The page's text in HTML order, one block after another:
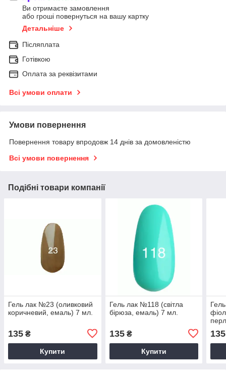
Ви отримаєте замовлення
або гроші повернуться на вашу картку
Детальніше
Післяплата
Готівкою
Оплата за реквізитами
Всі умови оплати
Умови повернення
Повернення товару впродовж 14 днів за домовленістю
Всі умови повернення
Подібні товари компанії
Гель лак №23 (оливковий
коричневий, емаль) 7 мл.
135 ₴
Купити
Гель лак №118 (світла
бірюза, емаль) 7 мл.
135₴
Купити
135